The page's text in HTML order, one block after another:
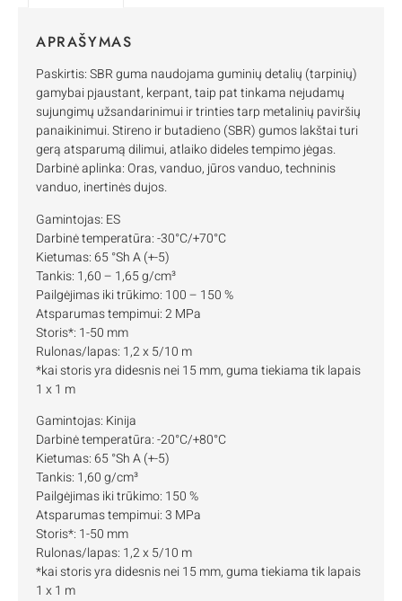
APRAŠYMAS
Paskirtis: SBR guma naudojama guminių detalių (tarpinių)
gamybai pjaustant, kerpant, taip pat tinkama nejudamų
sujungimų užsandarinimui ir trinties tarp metalinių paviršių
panaikinimui. Stireno ir butadieno (SBR) gumos lakštai turi
gerą atsparumą dilimui, atlaiko dideles tempimo jėgas.
Darbinė aplinka: Oras, vanduo, jūros vanduo, techninis
vanduo, inertinės dujos.
Gamintojas: ES
Darbinė temperatūra: -30°C/+70°C
Kietumas: 65 °Sh A (+-5)
Tankis: 1,60 – 1,65 g/cm³
Pailgėjimas iki trūkimo: 100 – 150 %
Atsparumas tempimui: 2 MPa
Storis*: 1-50 mm
Rulonas/lapas: 1,2 x 5/10 m
*kai storis yra didesnis nei 15 mm, guma tiekiama tik lapais
1 x 1 m
Gamintojas: Kinija
Darbinė temperatūra: -20°C/+80°C
Kietumas: 65 °Sh A (+-5)
Tankis: 1,60 g/cm³
Pailgėjimas iki trūkimo: 150 %
Atsparumas tempimui: 3 MPa
Storis*: 1-50 mm
Rulonas/lapas: 1,2 x 5/10 m
*kai storis yra didesnis nei 15 mm, guma tiekiama tik lapais
1 x 1 m